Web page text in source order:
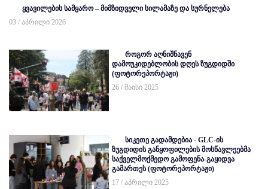
ყვავილების სამყარო – მიმზიდველი სილამაზე და სურნელება
03 / აპრილი 2026
როგორ აღნიშნავენ
დამოუკიდებლობის დღეს ზუგდიდში
(ფოტორეპორტაჟი)
26 / მაისი 2025
სიკეთე გადამდებია - GLC-ის
ზუგდიდის განყოფილების მოსწავლეებმა
საქველმოქმედო გამოფენა-გაყიდვა
გამართეს (ფოტორეპორტაჟი)
17 / აპრილი 2025